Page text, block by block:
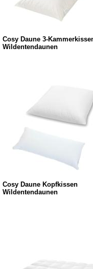
Cosy Daune 3-
Wildentendaunen
Cosy Daune Kopfkissen
Wildentendaunen